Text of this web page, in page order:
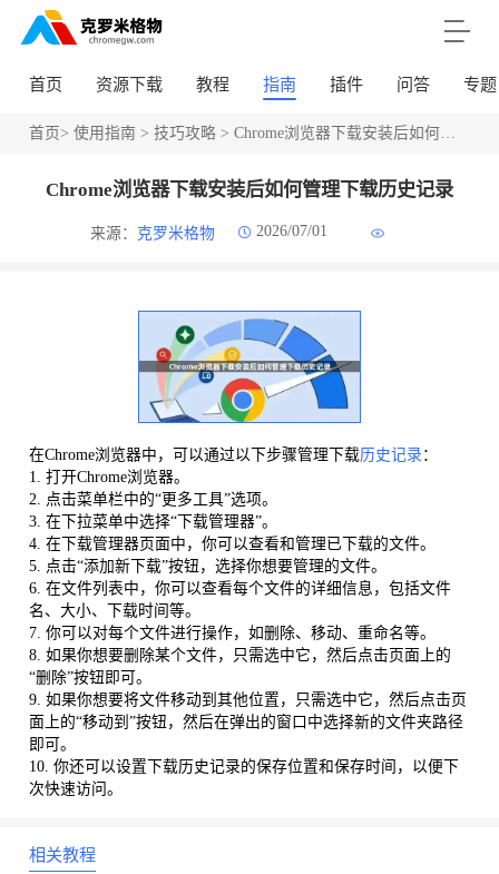
首页 资源下载 教程 指南 插件 问答 专题
首页> 使用指南 > 技巧攻略> Chrome浏览器下载安装后如何管理下载历史记录
Chrome浏览器下载安装后如何管理下载历史记录
来源： 克罗米格物 2026/07/01
在Chrome浏览器中，可以通过以下步骤管理下载历史记录 ：
1. 打开Chrome浏览器。
2. 点击菜单栏中的“更多工具”选项。
3. 在下拉菜单中选择“下载管理器”。
4. 在下载管理器页面中，你可以查看和管理已下载的文件。
5. 点击“添加新下载”按钮，选择你想要管理的文件。
6. 在文件列表中，你可以查看每个文件的详细信息，包括文件
名、大小、下载时间等。
7. 你可以对每个文件进行操作，如删除、移动、重命名等。
8. 如果你想要删除某个文件，只需选中它，然后点击页面上的
“删除”按钮即可。
9. 如果你想要将文件移动到其他位置，只需选中它，然后点击页
面上的“移动到”按钮，然后在弹出的窗口中选择新的文件夹路径
即可。
10. 你还可以设置下载历史记录的保存位置和保存时间，以便下
次快速访问。
相关教程